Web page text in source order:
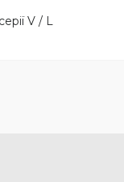
V / L